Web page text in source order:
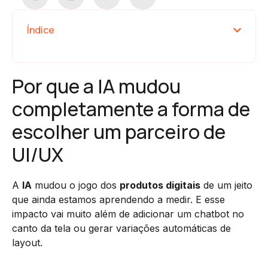
Índice
Por que a IA mudou
completamente a forma de
escolher um parceiro de
UI/UX
A IA mudou o jogo dos produtos digitais de um jeito
que ainda estamos aprendendo a medir. E esse
impacto vai muito além de adicionar um chatbot no
canto da tela ou gerar variações automáticas de
layout.